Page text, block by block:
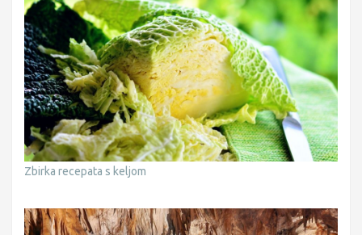
Zbirka recepata s keljom